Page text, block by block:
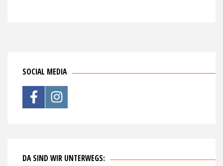
SOCIAL MEDIA
DA SIND WIR UNTERWEGS: